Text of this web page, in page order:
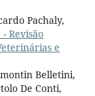
Pachaly,
Revisão
e
Belletini,
De Conti,